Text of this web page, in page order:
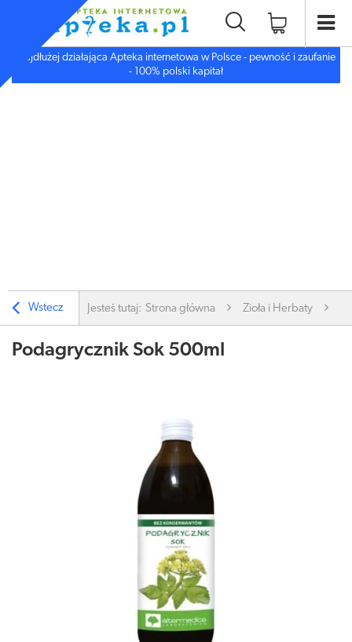
Najdłużej działająca Apteka internetowa w Polsce - pewność i zaufanie
- 100% polski kapitał
Wstecz Jesteś tutaj: Strona główna Zioła i Herbaty
Podagrycznik Sok 500ml